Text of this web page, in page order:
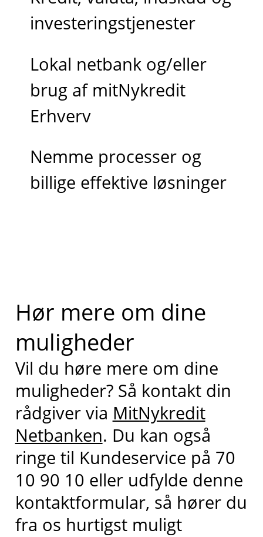
investeringstjenester
Lokal netbank og/eller
brug af mitNykredit
Erhverv
Nemme processer og
billige effektive løsninger
Hør mere om dine
muligheder
Vil du høre mere om dine
muligheder? Så kontakt din
rådgiver via MitNykredit
Netbanken. Du kan også
ringe til Kundeservice på 70
10 90 10 eller udfylde denne
kontaktformular, så hører du
fra os hurtigst muligt